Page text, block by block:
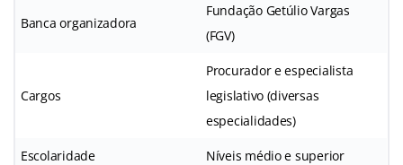
Banca organizadora
Fundação Getúlio Vargas
(FGV)
Cargos
Procurador e especialista
legislativo (diversas
especialidades)
Escolaridade Níveis médio e superior